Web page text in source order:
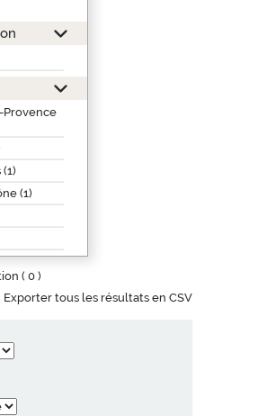
Provence
(1)
( 0 )
Exporter tous les résultats en CSV